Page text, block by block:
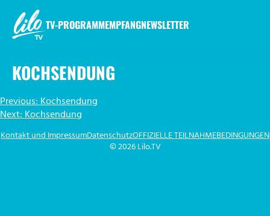
Inhalt
springen
TV-PROGRAMMEMPFANGNEWSLETTER
KOCHSENDUNG
BEITRAGSNAVIGATION
Previous:Kochsendung
Next:Kochsendung
© 2026 Lilo.TV
Kontakt und ImpressumDatenschutzOFFIZIELLE TEILNAHMEBEDINGUNGEN